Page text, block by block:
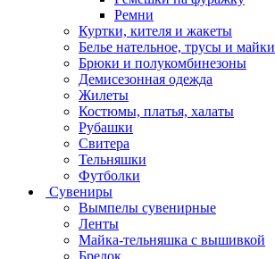
Ремни
Куртки, кителя и жакеты
Белье нательное, трусы и майки
Брюки и полукомбинезоны
Демисезонная одежда
Жилеты
Костюмы, платья, халаты
Рубашки
Свитера
Тельняшки
Футболки
Сувениры
Вымпелы сувенирные
Ленты
Майка-тельняшка с вышивкой
Брелок